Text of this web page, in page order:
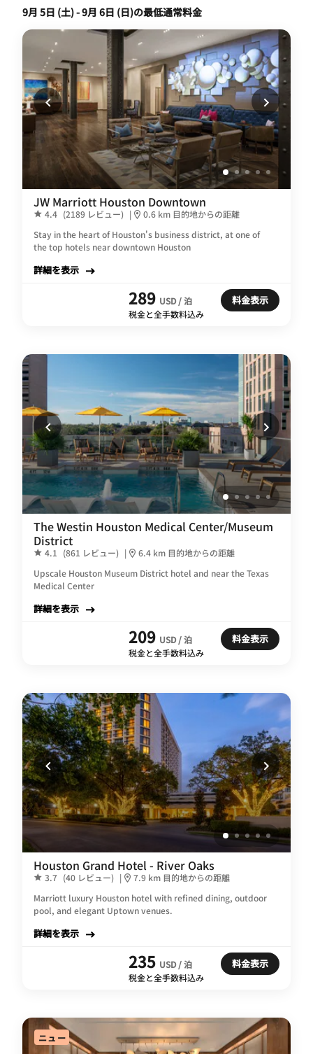
9月 5日 (土) - 9月 6日 (日)の最低通常料金
JW Marriott Houston Downtown
4.4 (2189 レビュー) |
0.6 km 目的地からの距離
Stay in the heart of Houston's business district, at one of
the top hotels near downtown Houston
詳細を表示
289 USD / 泊
税金と全手数料込み
料金表示
The Westin Houston Medical Center/Museum
District
4.1 (861 レビュー) |
6.4 km 目的地からの距離
Upscale Houston Museum District hotel and near the Texas
Medical Center
詳細を表示
209 USD / 泊
税金と全手数料込み
料金表示
Houston Grand Hotel - River Oaks
3.7 (40 レビュー) |
7.9 km 目的地からの距離
Marriott luxury Houston hotel with refined dining, outdoor
pool, and elegant Uptown venues.
詳細を表示
235 USD / 泊
税金と全手数料込み
料金表示
ニュー